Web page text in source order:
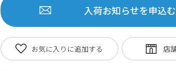
入荷お知らせを申込む
お気に入りに追加する